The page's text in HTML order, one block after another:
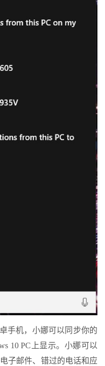
手机，小娜可以同步你的
10 PC上显示。小娜可以
子邮件、错过的电话和应